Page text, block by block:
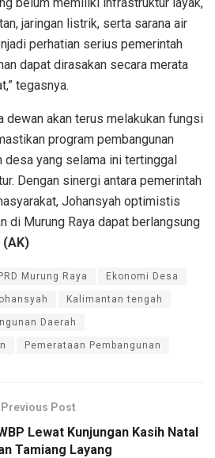
jaringan listrik, serta sarana air
perhatian serius pemerintah
dapat dirasakan secara merata
tegasnya.
dewan akan terus melakukan fungsi
program pembangunan
desa yang selama ini tertinggal
Dengan sinergi antara pemerintah
Johansyah optimistis
di Murung Raya dapat berlangsung
(AK)
Murung Raya Ekonomi Desa
Kalimantan tengah
Daerah
Pemerataan Pembangunan
Previous Post
Lewat Kunjungan Kasih Natal
Tamiang Layang